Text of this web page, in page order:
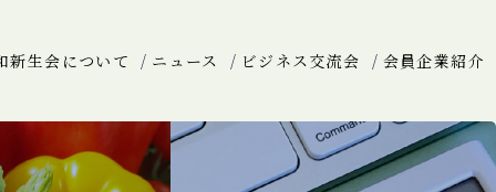
新生会について ニュース ビジネス交流会 会員企業紹介